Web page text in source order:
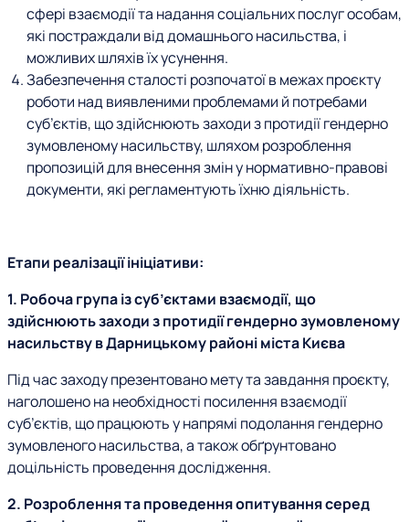
сфері взаємодії та надання соціальних послуг особам,
які постраждали від домашнього насильства, і
можливих шляхів їх усунення.
Забезпечення сталості розпочатої в межах проєкту
роботи над виявленими проблемами й потребами
суб’єктів, що здійснюють заходи з протидії гендерно
зумовленому насильству, шляхом розроблення
пропозицій для внесення змін у нормативно-правові
документи, які регламентують їхню діяльність.
Етапи реалізації ініціативи:
1. Робоча група із суб’єктами взаємодії, що
здійснюють заходи з протидії гендерно зумовленому
насильству в Дарницькому районі міста Києва
Під час заходу презентовано мету та завдання проєкту,
наголошено на необхідності посилення взаємодії
суб’єктів, що працюють у напрямі подолання гендерно
зумовленого насильства, а також обґрунтовано
доцільність проведення дослідження.
2. Розроблення та проведення опитування серед